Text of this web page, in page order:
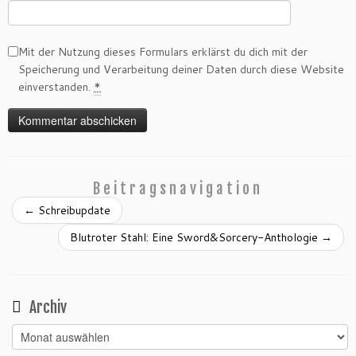
Mit der Nutzung dieses Formulars erklärst du dich mit der
Speicherung und Verarbeitung deiner Daten durch diese Website
einverstanden. *
Beitragsnavigation
← Schreibupdate
Blutroter Stahl: Eine Sword&Sorcery-Anthologie →
Archiv
Archiv